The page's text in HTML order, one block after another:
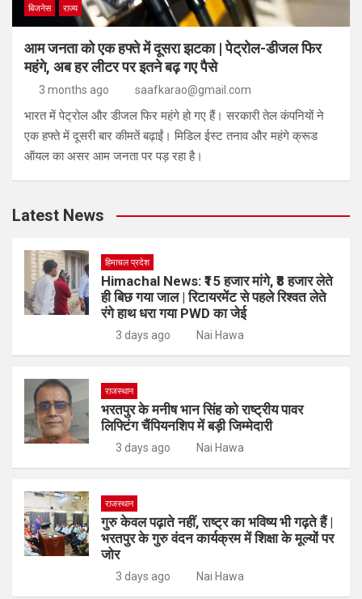
बिजनेस राज्य
आम जनता को एक हफ्ते में दूसरा झटका | पेट्रोल-डीजल फिर
महंगे, अब हर लीटर पर इतने बढ़ गए पैसे
3 months ago saafkarao@gmail.com
भारत में पेट्रोल और डीजल फिर महंगे हो गए हैं। सरकारी तेल कंपनियों ने
एक हफ्ते में दूसरी बार कीमतें बढ़ाईं। मिडिल ईस्ट तनाव और महंगे क्रूड
ऑयल का असर आम जनता पर पड़ रहा है।
Latest News
हिमाचल प्रदेश
Himachal News: ₹15 हजार मांगे, ₹8 हजार लेते
ही बिछ गया जाल | रिटायरमेंट से पहले रिश्वत लेते
रंगे हाथ धरा गया PWD का जेई
3 days ago Nai Hawa
राजस्थान
भरतपुर के मनीष भान सिंह को राष्ट्रीय पावर
लिफ्टिंग चैंपियनशिप में बड़ी जिम्मेदारी
3 days ago Nai Hawa
राजस्थान
गुरु केवल पढ़ाते नहीं, राष्ट्र का भविष्य भी गढ़ते हैं |
भरतपुर के गुरु वंदन कार्यक्रम में शिक्षा के मूल्यों पर
जोर
3 days ago Nai Hawa